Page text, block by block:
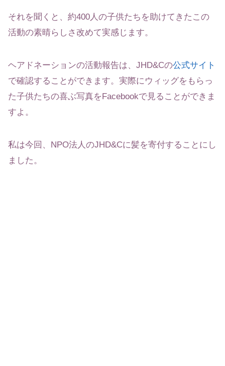
それを聞くと、約400人の子供たちを助けてきたこの
活動の素晴らしさ改めて実感じます。
ヘアドネーションの活動報告は、JHD&Cの公式サイト
で確認することができます。実際にウィッグをもらっ
た子供たちの喜ぶ写真をFacebookで見ることができま
すよ。
私は今回、NPO法人のJHD&Cに髪を寄付することにし
ました。